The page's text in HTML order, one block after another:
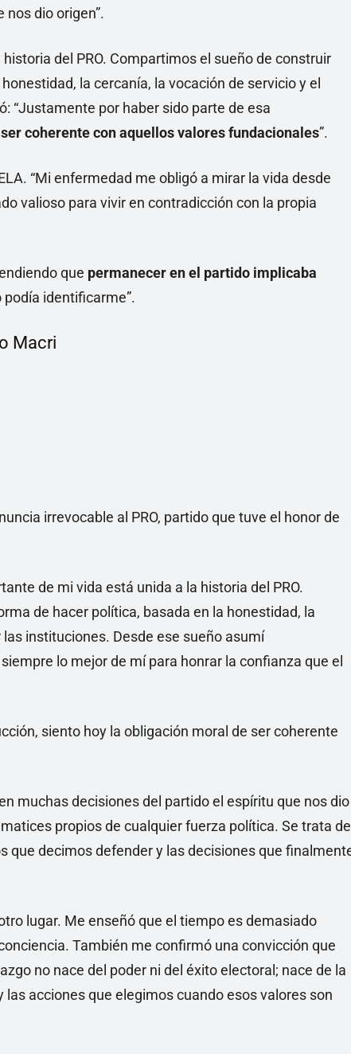
nos dio origen”.
del PRO. Compartimos el sueño de construir
la cercanía, la vocación de servicio y el
“Justamente por haber sido parte de esa
coherente con aquellos valores fundacionales”.
“Mi enfermedad me obligó a mirar la vida desde
valioso para vivir en contradicción con la propia
que permanecer en el partido implicaba
identificarme”.
Macri
irrevocable al PRO, partido que tuve el honor de
de mi vida está unida a la historia del PRO.
de hacer política, basada en la honestidad, la
instituciones. Desde ese sueño asumí
lo mejor de mí para honrar la confianza que el
siento hoy la obligación moral de ser coherente
muchas decisiones del partido el espíritu que nos dio
propios de cualquier fuerza política. Se trata de
que decimos defender y las decisiones que
lugar. Me enseñó que el tiempo es demasiado
También me confirmó una convicción que
no nace del poder ni del éxito electoral; nace de la
acciones que elegimos cuando esos valores son